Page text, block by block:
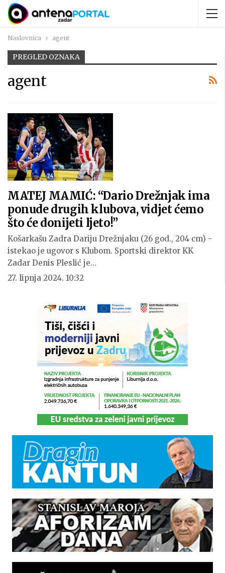
Naslovnica agent
PREGLED OZNAKA
agent
MATEJ MAMIĆ: “Dario Drežnjak ima
ponude drugih klubova, vidjet ćemo
što će donijeti ljeto!”
Košarkašu Zadra Dariju Drežnjaku (26 god., 204 cm) -
istekao je ugovor s Klubom. Sportski direktor KK
Zadar Denis Pleslić je…
27. lipnja 2024. 10:32